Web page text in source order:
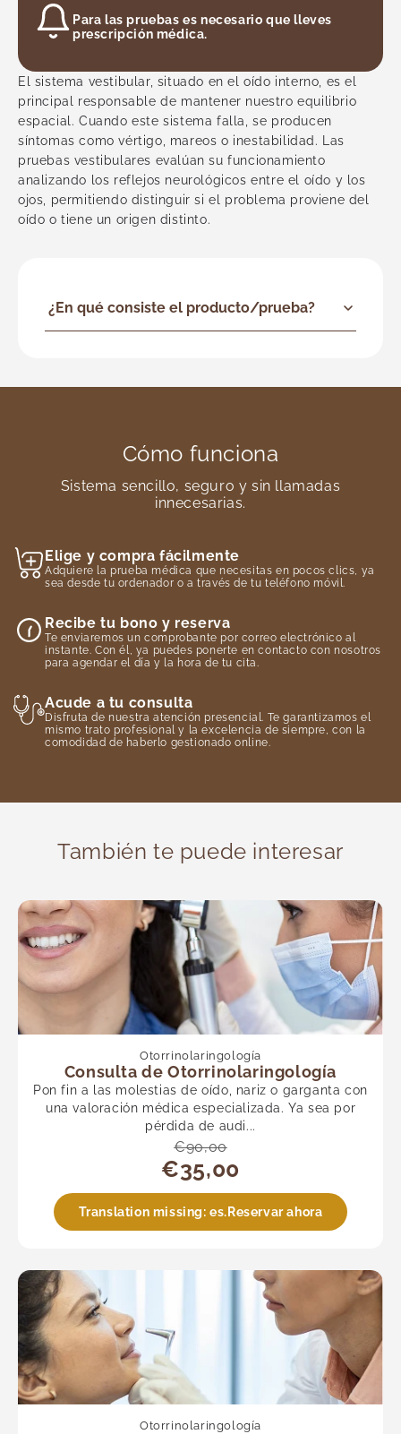
Para las pruebas es necesario que lleves
prescripción médica.
El sistema vestibular, situado en el oído interno, es el
principal responsable de mantener nuestro equilibrio
espacial. Cuando este sistema falla, se producen
síntomas como vértigo, mareos o inestabilidad. Las
pruebas vestibulares evalúan su funcionamiento
analizando los reflejos neurológicos entre el oído y los
ojos, permitiendo distinguir si el problema proviene del
oído o tiene un origen distinto.
¿En qué consiste el producto/prueba?
Cómo funciona
Sistema sencillo, seguro y sin llamadas
innecesarias.
Elige y compra fácilmente
Adquiere la prueba médica que necesitas en pocos clics, ya
sea desde tu ordenador o a través de tu teléfono móvil.
Recibe tu bono y reserva
Te enviaremos un comprobante por correo electrónico al
instante. Con él, ya puedes ponerte en contacto con nosotros
para agendar el día y la hora de tu cita.
Acude a tu consulta
Disfruta de nuestra atención presencial. Te garantizamos el
mismo trato profesional y la excelencia de siempre, con la
comodidad de haberlo gestionado online.
También te puede interesar
Otorrinolaringología
Consulta de Otorrinolaringología
Pon fin a las molestias de oído, nariz o garganta con
una valoración médica especializada. Ya sea por
pérdida de audi...
€90,00
€35,00
Translation missing: es.Reservar ahora
Otorrinolaringología